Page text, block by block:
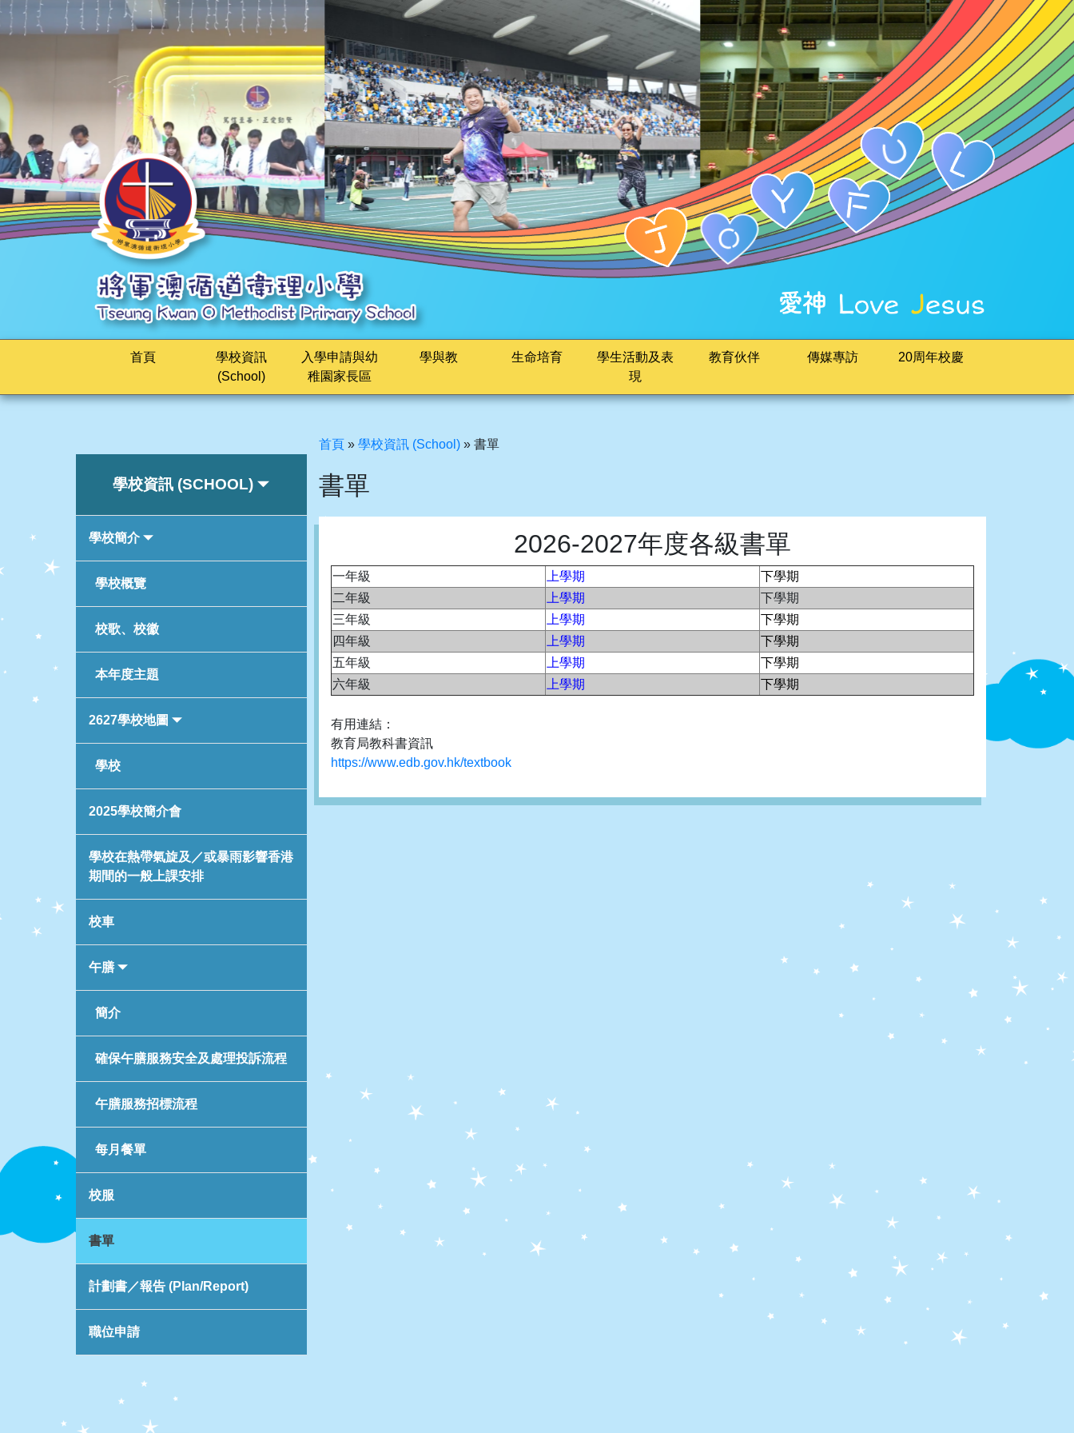
首頁
學校資訊
(School)
入學申請與幼
稚園家長區
學與教 生命培育
學生活動及表
現
教育伙伴 傳媒專訪 20周年校慶
學校資訊 (SCHOOL)
學校簡介
學校概覽
校歌、校徽
本年度主題
2627學校地圖
學校
2025學校簡介會
學校在熱帶氣旋及／或暴雨影響香港
期間的一般上課安排
校車
午膳
簡介
確保午膳服務安全及處理投訴流程
午膳服務招標流程
每月餐單
校服
書單
計劃書／報告 (Plan/Report)
職位申請
首頁» 學校資訊 (School)» 書單
書單
2026-2027年度各級書單
一年級 上學期
下學期
二年級
上學期
下學期
三年級
上學期
下學期
四年級
上學期
下學期
五年級
上學期
下學期
六年級
上學期 下學期
有用連結：
教育局教科書資訊
https://www.edb.gov.hk/textbook